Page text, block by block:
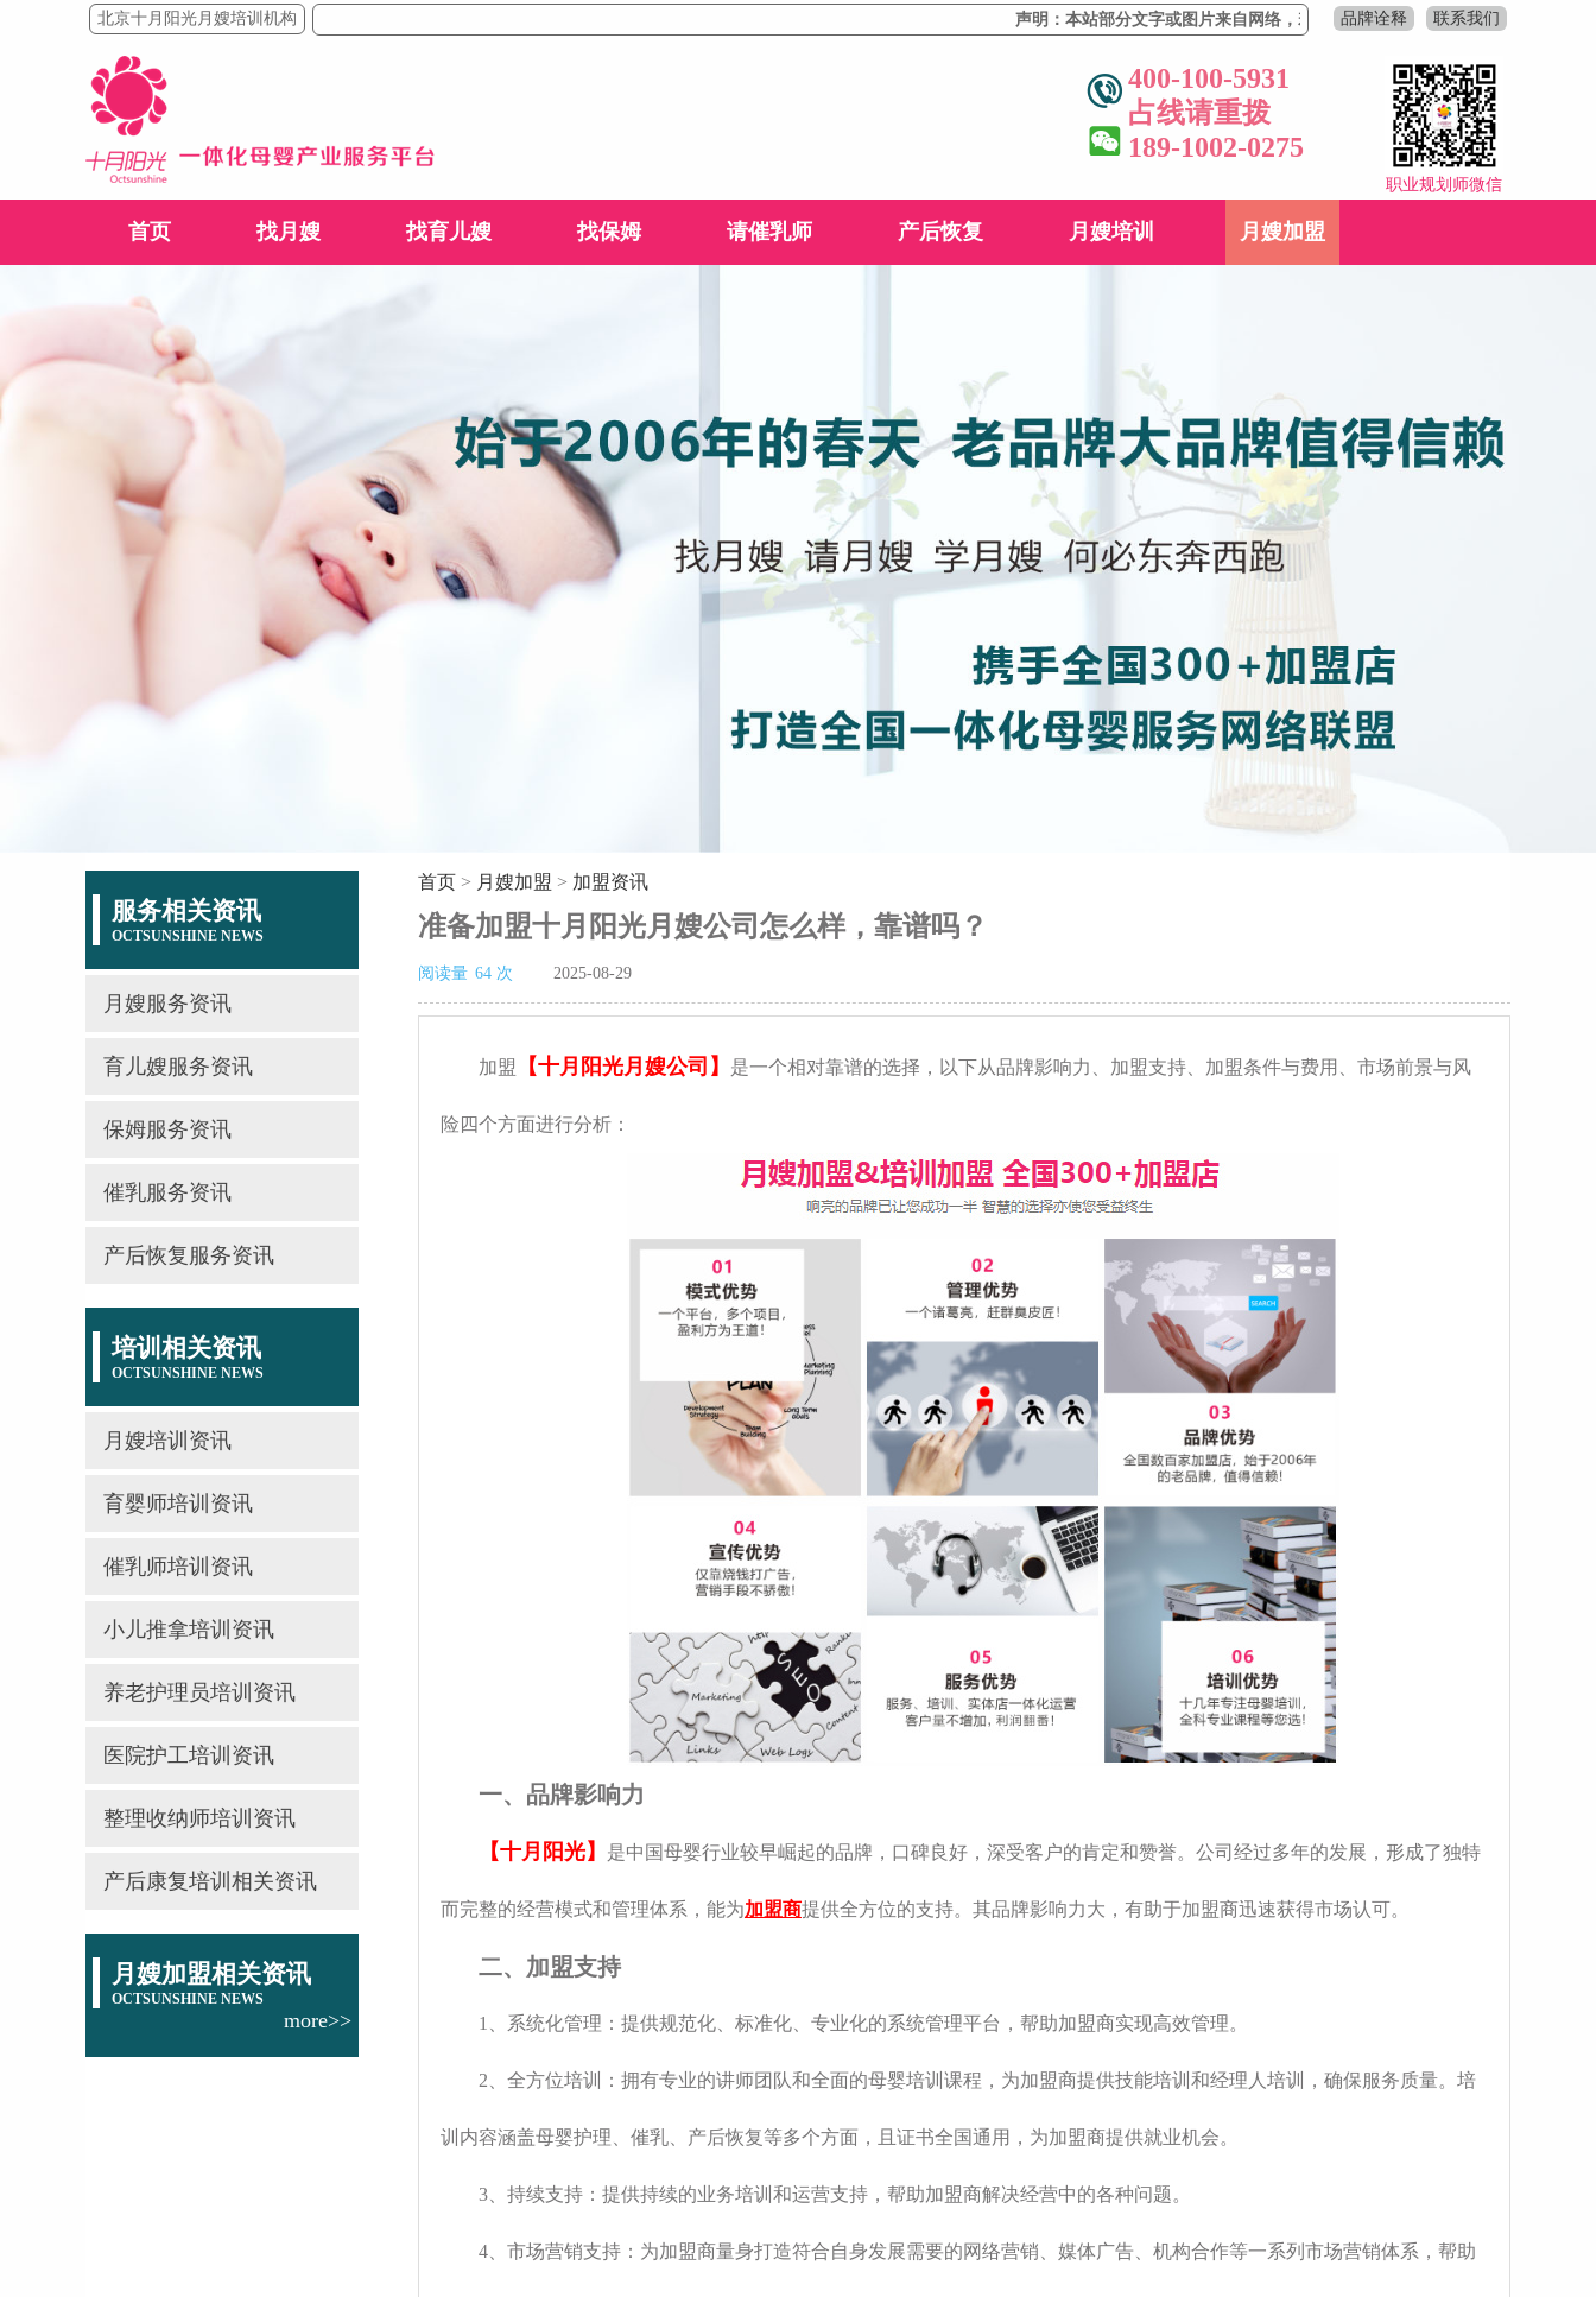
北京十月阳光月嫂培训机构 声明：本站部分文字或图片来自网络，若有侵权，请联系删除！
品牌诠释 联系我们
职业规划师微信
400-100-5931
占线请重拨
189-1002-0275
首页 找月嫂 找育儿嫂 找保姆 请催乳师 产后恢复 月嫂培训 月嫂加盟
服务相关资讯
OCTSUNSHINE NEWS
月嫂服务资讯
育儿嫂服务资讯
保姆服务资讯
催乳服务资讯
产后恢复服务资讯
培训相关资讯
OCTSUNSHINE NEWS
月嫂培训资讯
育婴师培训资讯
催乳师培训资讯
小儿推拿培训资讯
养老护理员培训资讯
医院护工培训资讯
整理收纳师培训资讯
产后康复培训相关资讯
月嫂加盟相关资讯
OCTSUNSHINE NEWS
more>>
首页 > 月嫂加盟 > 加盟资讯
准备加盟十月阳光月嫂公司怎么样，靠谱吗？
阅读量 64 次 2025-08-29
加盟 【十月阳光月嫂公司】 是一个相对靠谱的选择，以下从品牌影响力、加盟支持、加盟条件与费用、市场前景与风
险四个方面进行分析：
一、品牌影响力
【十月阳光】 是中国母婴行业较早崛起的品牌，口碑良好，深受客户的肯定和赞誉。公司经过多年的发展，形成了独特
而完整的经营模式和管理体系，能为加盟商提供全方位的支持。其品牌影响力大，有助于加盟商迅速获得市场认可。
二、加盟支持
1、系统化管理：提供规范化、标准化、专业化的系统管理平台，帮助加盟商实现高效管理。
2、全方位培训：拥有专业的讲师团队和全面的母婴培训课程，为加盟商提供技能培训和经理人培训，确保服务质量。培
训内容涵盖母婴护理、催乳、产后恢复等多个方面，且证书全国通用，为加盟商提供就业机会。
3、持续支持：提供持续的业务培训和运营支持，帮助加盟商解决经营中的各种问题。
4、市场营销支持：为加盟商量身打造符合自身发展需要的网络营销、媒体广告、机构合作等一系列市场营销体系，帮助